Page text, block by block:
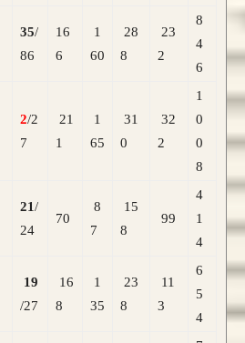
35/
86
16
6
1
60
28
8
23
2
8
4
6
2/2
7
21
1
1
65
31
0
32
2
1
0
0
8
21/
24
70
8
7
15
8
99
4
1
4
19
/27
16
8
1
35
23
8
11
3
6
5
4